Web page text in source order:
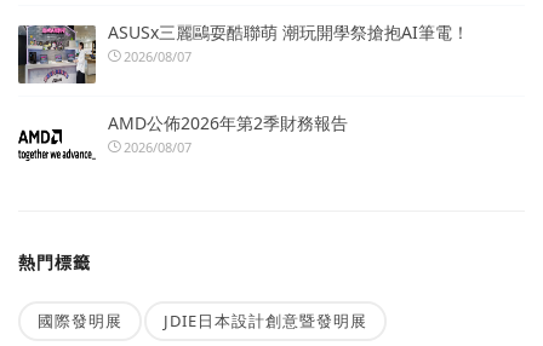
ASUSx三麗鷗耍酷聯萌 潮玩開學祭搶抱AI筆電！
2026/08/07
AMD公佈2026年第2季財務報告
2026/08/07
熱門標籤
國際發明展 JDIE日本設計創意暨發明展